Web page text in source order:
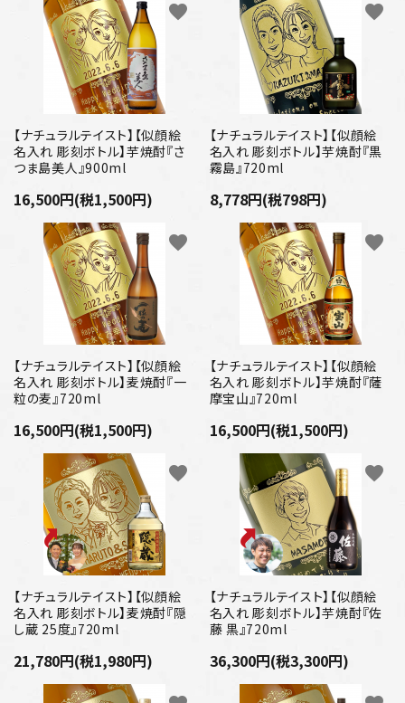
【ナチュラルテイスト】【似顔絵
名入れ 彫刻ボトル】芋焼酎『さ
つま島美人』900ml
16,500円(税1,500円)
favorite
【ナチュラルテイスト】【似顔絵
名入れ 彫刻ボトル】芋焼酎『黒
霧島』720ml
8,778円(税798円)
favorite
【ナチュラルテイスト】【似顔絵
名入れ 彫刻ボトル】麦焼酎『一
粒の麦』720ml
16,500円(税1,500円)
favorite
【ナチュラルテイスト】【似顔絵
名入れ 彫刻ボトル】芋焼酎『薩
摩宝山』720ml
16,500円(税1,500円)
favorite
【ナチュラルテイスト】【似顔絵
名入れ 彫刻ボトル】麦焼酎『隠
し蔵 25度』720ml
21,780円(税1,980円)
favorite
【ナチュラルテイスト】【似顔絵
名入れ 彫刻ボトル】芋焼酎『佐
藤 黒』720ml
36,300円(税3,300円)
favorite